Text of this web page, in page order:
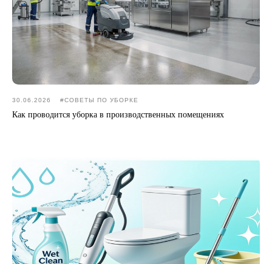
30.06.2026 #CОВЕТЫ ПО УБОРКЕ
Как проводится уборка в производственных помещениях